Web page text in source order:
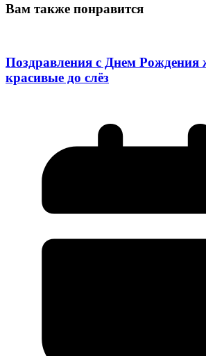
Вам также понравится
Поздравления с Днем Рождения
красивые до слёз